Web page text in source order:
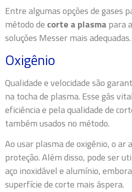
Entre algumas opções de gases
método de corte a plasma para
soluções Messer mais adequadas.
Oxigênio
Qualidade e velocidade são
na tocha de plasma. Esse gás
eficiência e pela qualidade de
também usados no método.
Ao usar plasma de oxigênio, o ar
proteção. Além disso, pode ser
aço inoxidável e alumínio,
superfície de corte mais áspera.